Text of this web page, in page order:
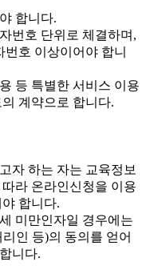
합니다.
번호 단위로 체결하며,
호 이상이어야 합니
등 특별한 서비스 이용
계약으로 합니다.
자 하는 자는 교육정보
라 온라인신청을 이용
합니다.
미만인자일 경우에는
인 등)의 동의를 얻어
니다.